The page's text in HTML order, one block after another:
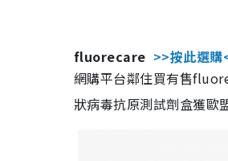
fluorecare >>按此選購
網購平台鄰住買有售
狀病毒抗原測試劑盒獲歐